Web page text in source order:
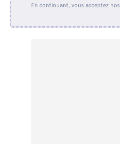
En continuant, vous acceptez nos